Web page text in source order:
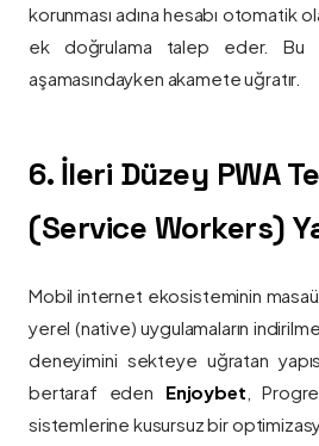
korunması adına hesabı
ek doğrulama talep eder. Bu
aşamasındayken akamete uğratır.
6. İleri Düzey PWA
(Service Workers)
Mobil internet ekosisteminin
yerel (native) uygulamaların
deneyimini sekteye uğratan
bertaraf eden Enjoybet ,
sistemlerine kusursuz bir